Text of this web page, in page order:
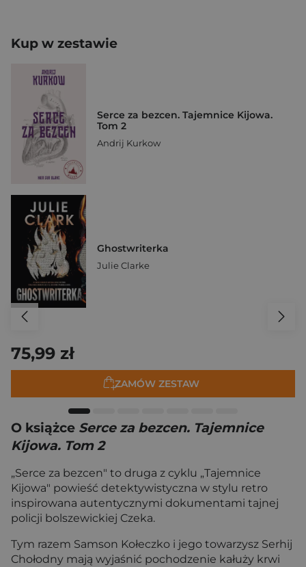
Kup w zestawie
Serce za bezcen. Tajemnice Kijowa.
Tom 2
Andrij Kurkow
Ghostwriterka
Julie Clarke
75,99 zł
ZAMÓW ZESTAW
O książce Serce za bezcen. Tajemnice
Kijowa. Tom 2
„Serce za bezcen" to druga z cyklu „Tajemnice
Kijowa" powieść detektywistyczna w stylu retro
inspirowana autentycznymi dokumentami tajnej
policji bolszewickiej Czeka.
Tym razem Samson Kołeczko i jego towarzysz Serhij
Chołodny mają wyjaśnić pochodzenie kałuży krwi